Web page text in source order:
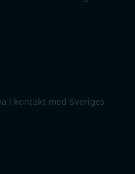
i kontakt med Sveriges